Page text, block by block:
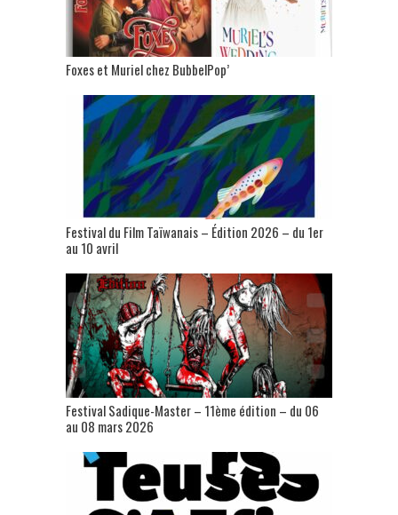
Foxes et Muriel chez BubbelPop’
Festival du Film Taïwanais – Édition 2026 – du 1er
au 10 avril
Festival Sadique-Master – 11ème édition – du 06
au 08 mars 2026